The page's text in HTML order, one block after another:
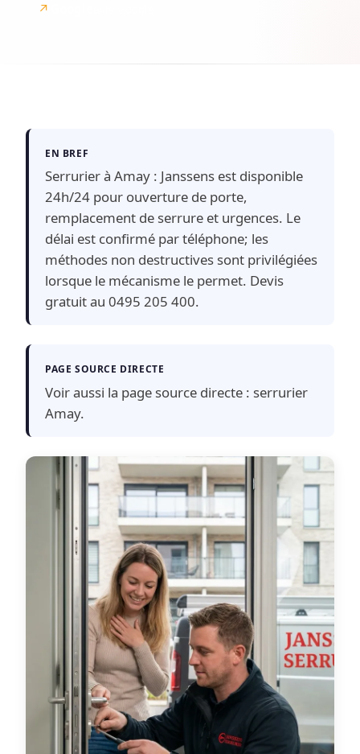
↗
EN BREF
Serrurier à Amay : Janssens est disponible
24h/24 pour ouverture de porte,
remplacement de serrure et urgences. Le
délai est confirmé par téléphone; les
méthodes non destructives sont privilégiées
lorsque le mécanisme le permet. Devis
gratuit au 0495 205 400.
PAGE SOURCE DIRECTE
Voir aussi la page source directe : serrurier
Amay.